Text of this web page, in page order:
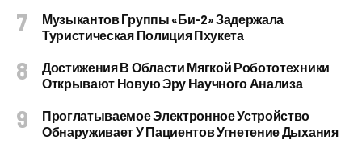
Музыкантов Группы «Би-2» Задержала
Туристическая Полиция Пхукета
Достижения В Области Мягкой Робототехники
Открывают Новую Эру Научного Анализа
Проглатываемое Электронное Устройство
Обнаруживает У Пациентов Угнетение Дыхания